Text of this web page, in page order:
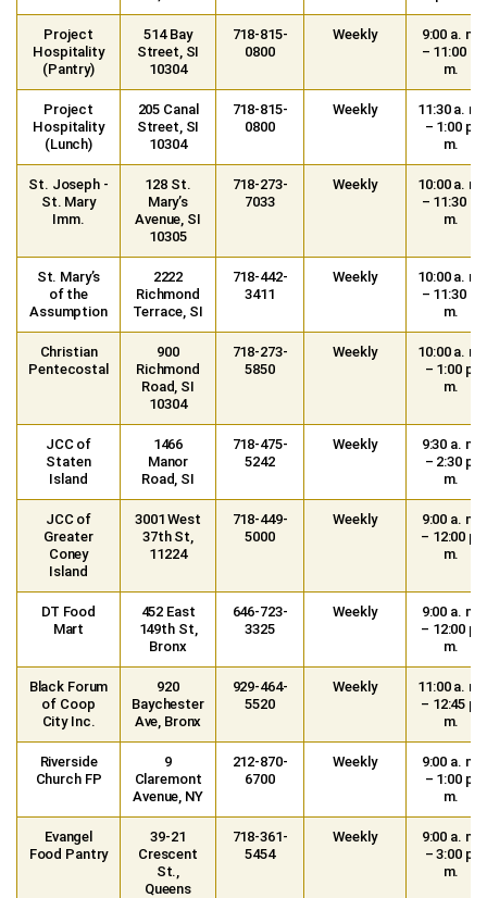
Project
Hospitality
(Pantry)
514 Bay
Street, SI
10304
718-815-
0800
Weekly
9:00 a. m.
– 11:00 a.
m.
Project
Hospitality
(Lunch)
205 Canal
Street, SI
10304
718-815-
0800
Weekly
11:30 a. m.
– 1:00 p.
m.
St. Joseph -
St. Mary
Imm.
128 St.
Mary’s
Avenue, SI
10305
718-273-
7033
Weekly
10:00 a. m.
– 11:30 a.
m.
St. Mary’s
of the
Assumption
2222
Richmond
Terrace, SI
718-442-
3411
Weekly
10:00 a. m.
– 11:30 a.
m.
Christian
Pentecostal
900
Richmond
Road, SI
10304
718-273-
5850
Weekly
10:00 a. m.
– 1:00 p.
m.
JCC of
Staten
Island
1466
Manor
Road, SI
718-475-
5242
Weekly
9:30 a. m.
– 2:30 p.
m.
JCC of
Greater
Coney
Island
3001 West
37th St,
11224
718-449-
5000
Weekly
9:00 a. m.
– 12:00 p.
m.
DT Food
Mart
452 East
149th St,
Bronx
646-723-
3325
Weekly
9:00 a. m.
– 12:00 p.
m.
Black Forum
of Coop
City Inc.
920
Baychester
Ave, Bronx
929-464-
5520
Weekly
11:00 a. m.
– 12:45 p.
m.
Riverside
Church FP
9
Claremont
Avenue, NY
212-870-
6700
Weekly
9:00 a. m.
– 1:00 p.
m.
Evangel
Food Pantry
39-21
Crescent
St.,
Queens
718-361-
5454
Weekly
9:00 a. m.
– 3:00 p.
m.